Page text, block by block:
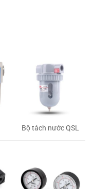
Bộ tách nước QSL